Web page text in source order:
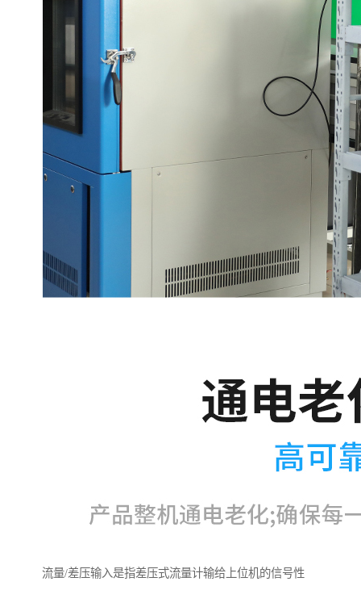
流量/差压输入是指差压式流量计输给上位机的信号性